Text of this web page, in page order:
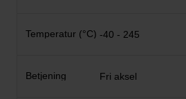
-40 - 245
Fri aksel